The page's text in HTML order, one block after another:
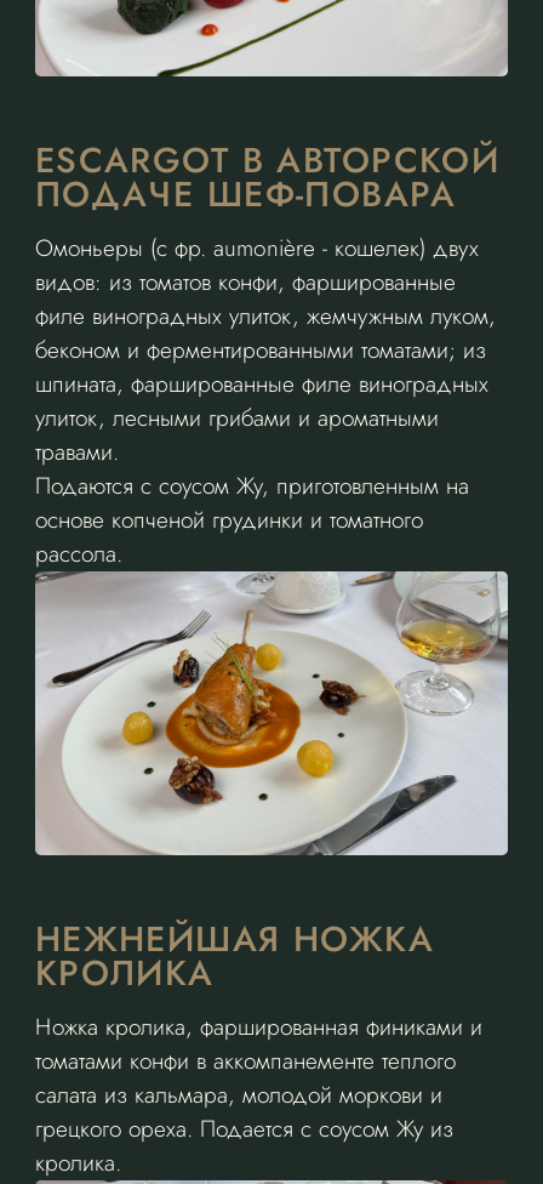
ESCARGOT В АВТОРСКОЙ
ПОДАЧЕ ШЕФ-ПОВАРА
Омоньеры (с фр. aumonière - кошелек) двух
видов: из томатов конфи, фаршированные
филе виноградных улиток, жемчужным луком,
беконом и ферментированными томатами; из
шпината, фаршированные филе виноградных
улиток, лесными грибами и ароматными
травами.
Подаются с соусом Жу, приготовленным на
основе копченой грудинки и томатного
рассола.
НЕЖНЕЙШАЯ НОЖКА
КРОЛИКА
Ножка кролика, фаршированная финиками и
томатами конфи в аккомпанементе теплого
салата из кальмара, молодой моркови и
грецкого ореха. Подается с соусом Жу из
кролика.